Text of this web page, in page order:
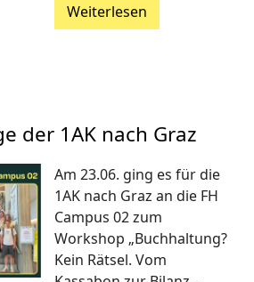
Weiterlesen
der 1AK nach Graz
Am 23.06. ging es für die
1AK nach Graz an die FH
Campus 02 zum
Workshop „Buchhaltung?
Kein Rätsel. Vom